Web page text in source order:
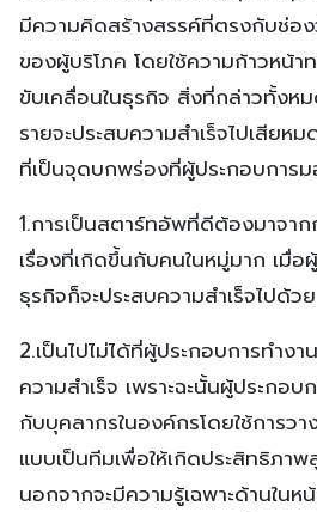
มีความคิดสร้างสรรค์ที่ตรงกับช่อ
ของผู้บริโภค โดยใช้ความก้าวหน้า
ขับเคลื่อนในธุรกิจ สิ่งที่กล่าวทั้งห
รายจะประสบความสำเร็จไปเสียห
ที่เป็นจุดบกพร่องที่ผู้ประกอบการม
1.การเป็นสตาร์ทอัพที่ดีต้องมาจา
เรื่องที่เกิดขึ้นกับคนในหมู่มาก เมื่อ
ธุรกิจก็จะประสบความสำเร็จไปด้วย
2.เป็นไปไม่ได้ที่ผู้ประกอบการทำง
ความสำเร็จ เพราะฉะนั้นผู้ประกอ
กับบุคลากรในองค์กรโดยใช้การว
แบบเป็นทีมเพื่อให้เกิดประสิทธิภา
นอกจากจะมีความรู้เฉพาะด้านใน